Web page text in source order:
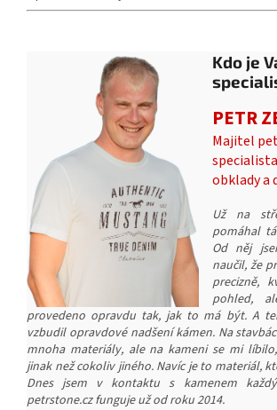
Kdo je
PETR
Majitel
obklady a
Už na
pomáhal
Od něj
naučil, že
precizně,
pohled,
provedeno opravdu tak, jak to má být. A
vzbudil opravdové nadšení kámen. Na
mnoha materiály, ale na kameni se mi
jinak než cokoliv jiného. Navíc je to materiál,
Dnes jsem v kontaktu s kamenem
petrstone.cz funguje už od roku 2014.